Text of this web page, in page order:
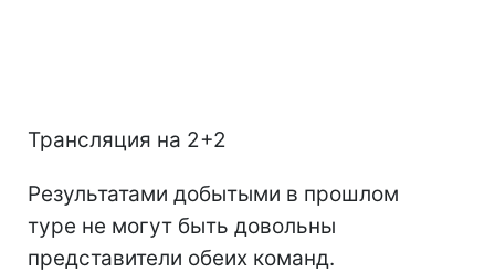
Трансляция на 2+2
Результатами добытыми в прошлом
туре не могут быть довольны
представители обеих команд.